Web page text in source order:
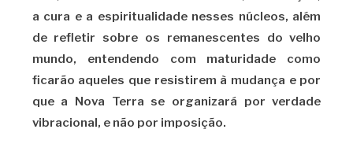
a cura e a espiritualidade nesses núcleos, além
de refletir sobre os remanescentes do velho
mundo, entendendo com maturidade como
ficarão aqueles que resistirem à mudança e por
que a Nova Terra se organizará por verdade
vibracional, e não por imposição.